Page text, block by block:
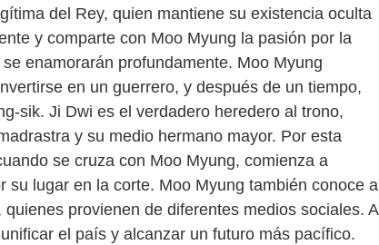
del Rey, quien mantiene su existencia oculta
y comparte con Moo Myung la pasión por la
enamorarán profundamente. Moo Myung
en un guerrero, y después de un tiempo,
sik. Ji Dwi es el verdadero heredero al trono,
y su medio hermano mayor. Por esta
se cruza con Moo Myung, comienza a
su lugar en la corte. Moo Myung también conoce a
provienen de diferentes medios sociales. A
el país y alcanzar un futuro más pacífico.